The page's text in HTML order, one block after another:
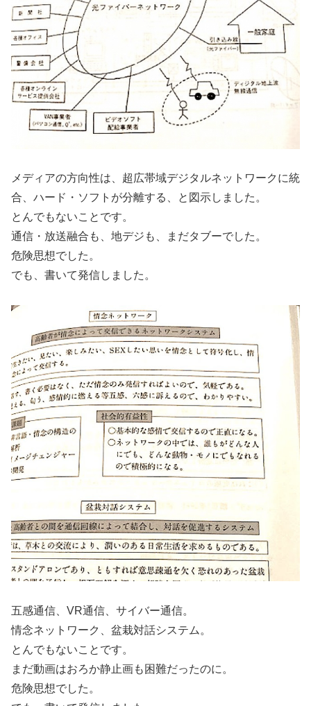
メディアの方向性は、超広帯域デジタルネットワークに統
合、ハード・ソフトが分離する、と図示しました。
とんでもないことです。
通信・放送融合も、地デジも、まだタブーでした。
危険思想でした。
でも、書いて発信しました。
五感通信、VR通信、サイバー通信。
情念ネットワーク、盆栽対話システム。
とんでもないことです。
まだ動画はおろか静止画も困難だったのに。
危険思想でした。